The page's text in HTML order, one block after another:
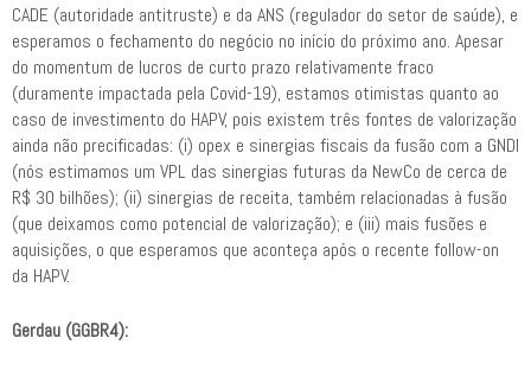
CADE (autoridade antitruste) e da ANS (regulador do setor de saúde), e
esperamos o fechamento do negócio no início do próximo ano. Apesar
do momentum de lucros de curto prazo relativamente fraco
(duramente impactada pela Covid-19), estamos otimistas quanto ao
caso de investimento do HAPV, pois existem três fontes de valorização
ainda não precificadas: (i) opex e sinergias fiscais da fusão com a GNDI
(nós estimamos um VPL das sinergias futuras da NewCo de cerca de
R$ 30 bilhões); (ii) sinergias de receita, também relacionadas à fusão
(que deixamos como potencial de valorização); e (iii) mais fusões e
aquisições, o que esperamos que aconteça após o recente follow-on
da HAPV.
Gerdau (GGBR4):